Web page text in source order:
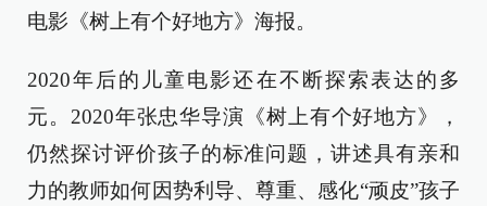
电影《树上有个好地方》海报。
2020年后的儿童电影还在不断探索表达的多
元。2020年张忠华导演《树上有个好地方》，
仍然探讨评价孩子的标准问题，讲述具有亲和
力的教师如何因势利导、尊重、感化“顽皮”孩子